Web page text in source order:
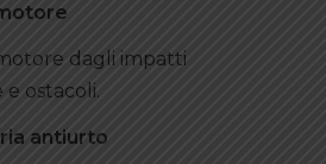
dagli impatti
ostacoli.
antiurto